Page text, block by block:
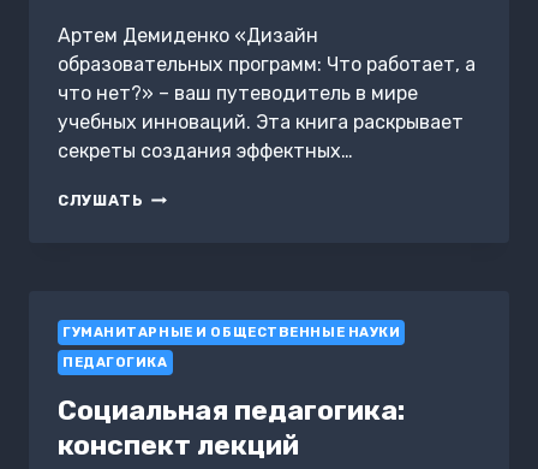
Артем Демиденко «Дизайн
образовательных программ: Что работает, а
что нет?» – ваш путеводитель в мире
учебных инноваций. Эта книга раскрывает
секреты создания эффектных…
СЛУШАТЬ ДИЗАЙН
ЧТО
НЕТ?
ГУМАНИТАРНЫЕ И ОБЩЕСТВЕННЫЕ НАУКИ
ПЕДАГОГИКА
Социальная педагогика:
конспект лекций